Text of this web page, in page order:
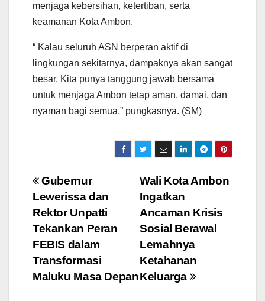
menjaga kebersihan, ketertiban, serta
keamanan Kota Ambon.
“ Kalau seluruh ASN berperan aktif di
lingkungan sekitarnya, dampaknya akan sangat
besar. Kita punya tanggung jawab bersama
untuk menjaga Ambon tetap aman, damai, dan
nyaman bagi semua,” pungkasnya. (SM)
Navigasi
pos
Wali Kota Ambon
Ingatkan
Ancaman Krisis
Sosial Berawal
Lemahnya
Ketahanan
Keluarga
Gubernur
Lewerissa dan
Rektor Unpatti
Tekankan Peran
FEBIS dalam
Transformasi
Maluku Masa Depan